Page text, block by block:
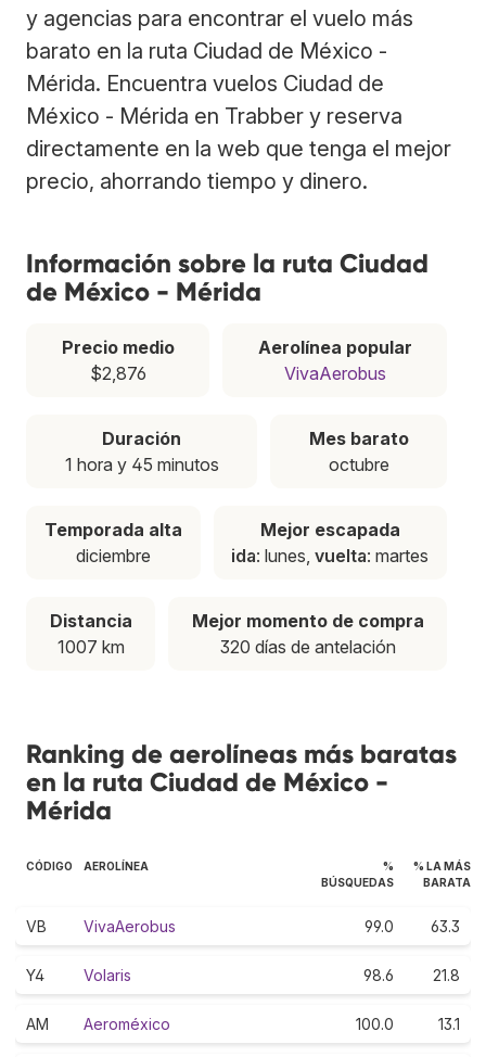
y agencias para encontrar el vuelo más
barato en la ruta Ciudad de México -
Mérida. Encuentra vuelos Ciudad de
México - Mérida en Trabber y reserva
directamente en la web que tenga el mejor
precio, ahorrando tiempo y dinero.
Información sobre la ruta Ciudad
de México - Mérida
Precio medio
$2,876
Aerolínea popular
VivaAerobus
Duración
1 hora y 45 minutos
Mes barato
octubre
Temporada alta
diciembre
Mejor escapada
ida: lunes,vuelta: martes
Distancia
1007 km
Mejor momento de compra
320 días de antelación
Ranking de aerolíneas más baratas
en la ruta Ciudad de México -
Mérida
CÓDIGO AEROLÍNEA
%
BÚSQUEDAS
% LA MÁS
BARATA
VB VivaAerobus 99.0 63.3
Y4 Volaris 98.6 21.8
AM Aeroméxico 100.0 13.1